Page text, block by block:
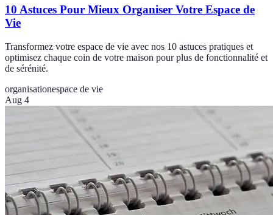
10 Astuces Pour Mieux Organiser Votre Espace de
Vie
Transformez votre espace de vie avec nos 10 astuces pratiques et
optimisez chaque coin de votre maison pour plus de fonctionnalité et
de sérénité.
organisationespace de vie
Aug 4